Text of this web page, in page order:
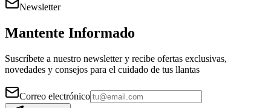
Newsletter
Mantente Informado
Suscríbete a nuestro newsletter y recibe ofertas exclusivas,
novedades y consejos para el cuidado de tus llantas
Correo electrónico